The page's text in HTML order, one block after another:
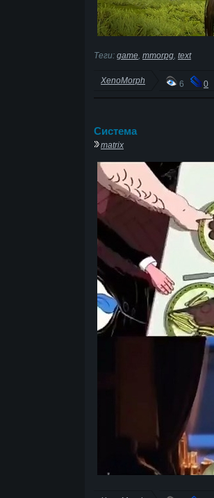
Теги: game mmorpg text
XenoMorph 6 0
Система
matrix